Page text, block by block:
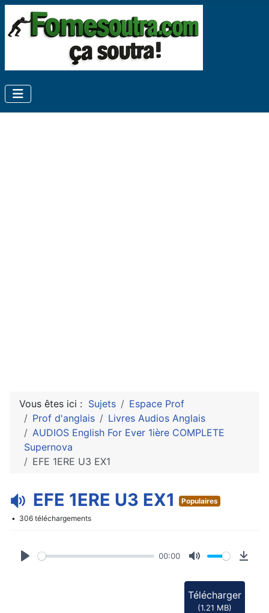
Vous êtes ici : Sujets
Espace Prof
Prof d'anglais
Livres Audios Anglais
AUDIOS English For Ever 1ière COMPLETE
Supernova
EFE 1ERE U3 EX1
a
u
i
EFE 1ERE U3 EX1 Populaires
306 téléchargements
00:00
Télécharger
(1.21 MB)